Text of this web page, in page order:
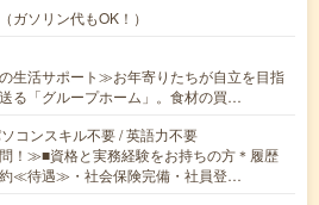
ガソリン代もOK！）
生活サポート≫お年寄りたちが自立を目指
る「グループホーム」。食材の買…
コンスキル不要 / 英語力不要
！≫■資格と実務経験をお持ちの方＊履歴
≪待遇≫・社会保険完備・社員登…